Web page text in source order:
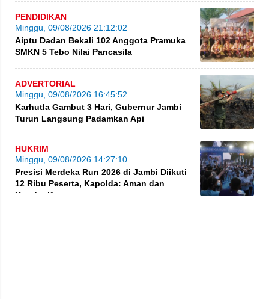
PENDIDIKAN
Minggu, 09/08/2026 21:12:02
Aiptu Dadan Bekali 102 Anggota Pramuka
SMKN 5 Tebo Nilai Pancasila
ADVERTORIAL
Minggu, 09/08/2026 16:45:52
Karhutla Gambut 3 Hari, Gubernur Jambi
Turun Langsung Padamkan Api
HUKRIM
Minggu, 09/08/2026 14:27:10
Presisi Merdeka Run 2026 di Jambi Diikuti
12 Ribu Peserta, Kapolda: Aman dan
Kondusif